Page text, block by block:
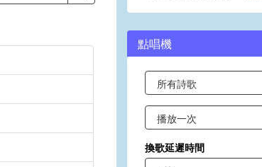
點唱機
換歌延遲時間